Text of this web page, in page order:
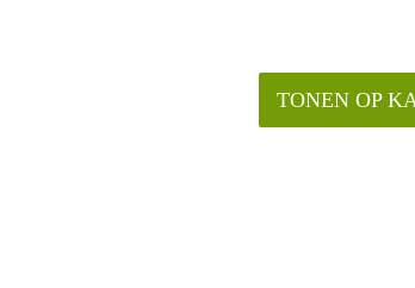
TONEN OP